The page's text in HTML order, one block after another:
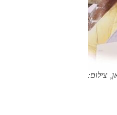
צילום: